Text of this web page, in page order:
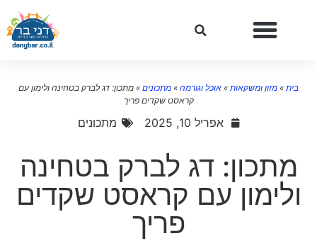
»מזון ומשקאות»אוכל וגורמה»מתכונים»מתכון: דג לברק בטחינה ולימון עם
קראסט שקדים פריך
אפריל 10, 2025 מתכונים
מתכון: דג לברק בטחינה
ולימון עם קראסט שקדים
פריך